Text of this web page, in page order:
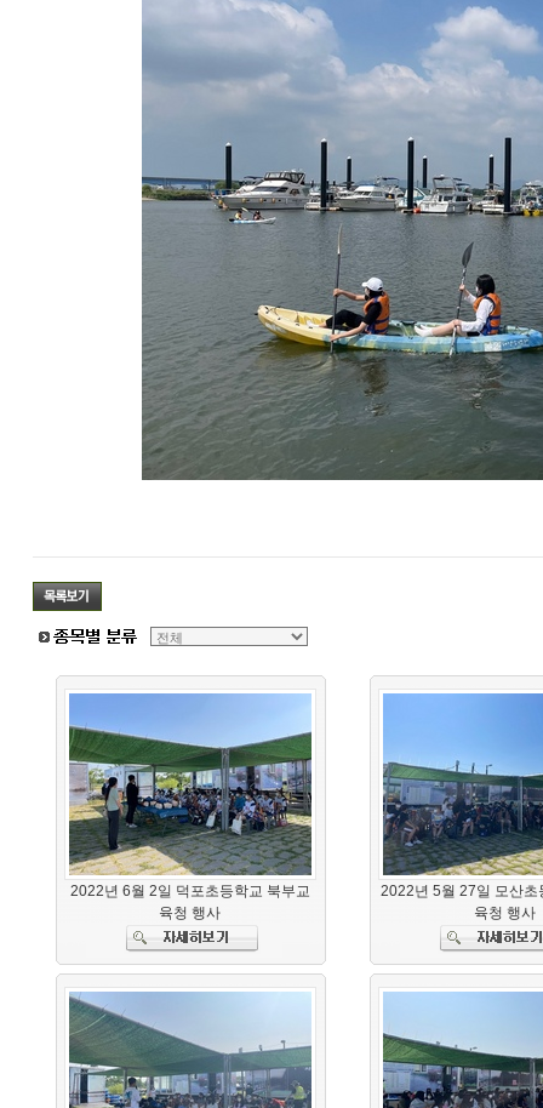
2022년 6월 2일 덕포초등학교 북부교
육청 행사
2022년 5월 27일 모산초
육청 행사